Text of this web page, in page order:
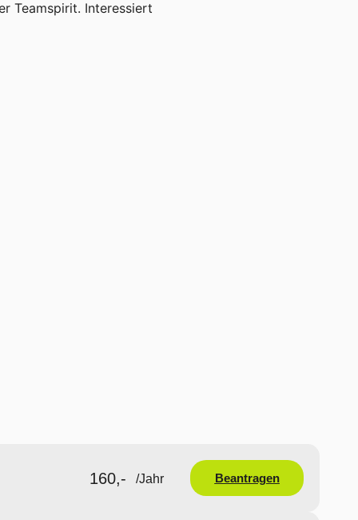
Teamspirit. Interessiert
160,- /Jahr Beantragen